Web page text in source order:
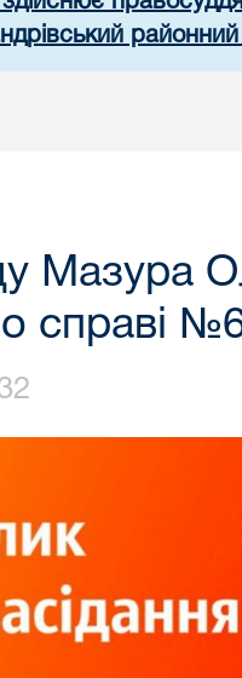
Мазура
справі